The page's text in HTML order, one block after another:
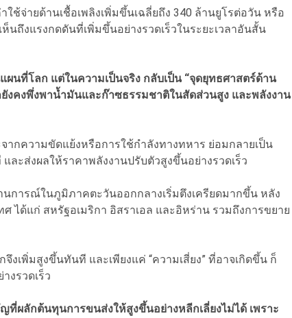
ช้จ่ายด้านเชื้อเพลิงเพิ่มขึ้นเฉลี่ยถึง 340 ล้านยูโรต่อวัน หรือ
ถึงแรงกดดันที่เพิ่มขึ้นอย่างรวดเร็วในระยะเวลาอันสั้น
ผนที่โลก แต่ในความเป็นจริง กลับเป็น “จุดยุทธศาสตร์ด้าน
งคงพึ่งพาน้ำมันและก๊าซธรรมชาติในสัดส่วนสูง และพลังงาน
จากความขัดแย้งหรือการใช้กำลังทางทหาร ย่อมกลายเป็น
ละส่งผลให้ราคาพลังงานปรับตัวสูงขึ้นอย่างรวดเร็ว
การณ์ในภูมิภาคตะวันออกกลางเริ่มตึงเครียดมากขึ้น หลัง
ได้แก่ สหรัฐอเมริกา อิสราเอล และอิหร่าน รวมถึงการขยาย
เพิ่มสูงขึ้นทันที และเพียงแค่ “ความเสี่ยง” ที่อาจเกิดขึ้น ก็
งรวดเร็ว
ผลักต้นทุนการขนส่งให้สูงขึ้นอย่างหลีกเลี่ยงไม่ได้ เพราะ